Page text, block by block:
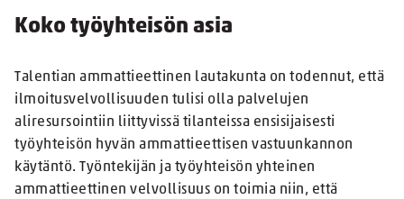
Koko työyhteisön asia
Talentian ammattieettinen lautakunta on todennut, että
ilmoitusvelvollisuuden tulisi olla palvelujen
aliresursointiin liittyvissä tilanteissa ensisijaisesti
työyhteisön hyvän ammattieettisen vastuunkannon
käytäntö. Työntekijän ja työyhteisön yhteinen
ammattieettinen velvollisuus on toimia niin, että